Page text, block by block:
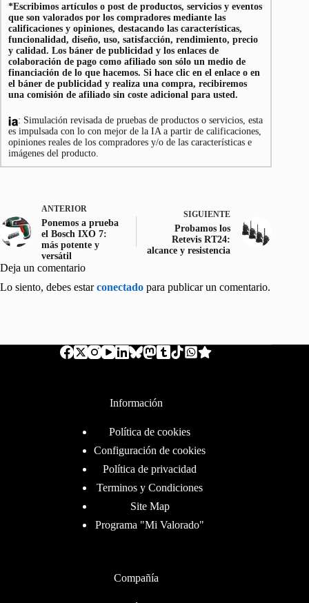
*Escribimos artículos o post de productos, servicios y eventos
que son valorados por los compradores mediante las
calificaciones y opiniones, destacando las características,
funcionalidad, diseño, uso, satisfacción, rendimiento, precio
y calidad. Los báner de publicidad y los enlaces de
colaboración de pago como afiliado son sólo un medio de
financiación de lo que hacemos. Si hace clic en el enlace o en
el báner de publicidad y realiza una compra, recibiremos
una comisión de afiliado sin coste adicional para usted.
: Simulación revisada de pruebas de productos o servicios, esta
es impulsada con lo con mejor de la IA a partir de calificaciones,
opiniones reales de los compradores y/o de las características e
imágenes del producto.
ANTERIOR
Ponemos a prueba
el Bosch IXO 7:
más potente y
versátil
SIGUIENTE
Probamos los
Retevis RT24:
alcance y resistencia
Deja un comentario
Lo siento, debes estarconectado para publicar un comentario.
Información
Política de cookies
Configuración de cookies
Política de privacidad
Terminos y Condiciones
Site Map
Programa "Mi Valorado"
Compañía